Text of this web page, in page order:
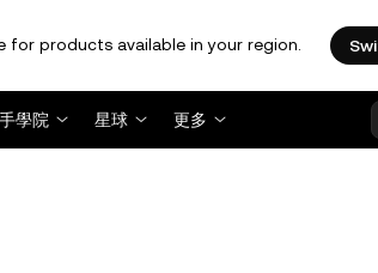
products available in your region.
學院 星球 更多